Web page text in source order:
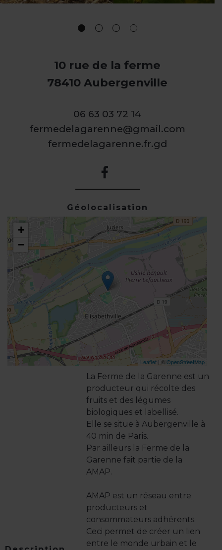
10 rue de la ferme
78410 Aubergenville
06 63 03 72 14
fermedelagarenne@gmail.com
fermedelagarenne.fr.gd
Géolocalisation
+
−
Leaflet | ©OpenStreetMap
La Ferme de la Garenne est un
producteur qui récolte des
fruits et des légumes
biologiques et labellisé.
Elle se situe à Aubergenville à
40 min de Paris.
Par ailleurs la Ferme de la
Garenne fait partie de la
AMAP.
AMAP est un réseau entre
producteurs et
consommateurs adhérents.
Ceci permet de créer un lien
entre le monde urbain et le